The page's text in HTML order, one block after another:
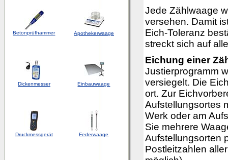
Betonprüfhammer Apothekerwaage
Dickenmesser Einbauwaage
Druckmessgerät Federwaage
Jede Zählwaage
versehen. Damit
Eich-Toleranz
streckt sich auf
Eichung einer
Justierprogramm
versiegelt. Die
ort. Zur
Aufstellungsortes
Werk oder am
Sie mehrere
Aufstellungsorten
Postleitzahlen